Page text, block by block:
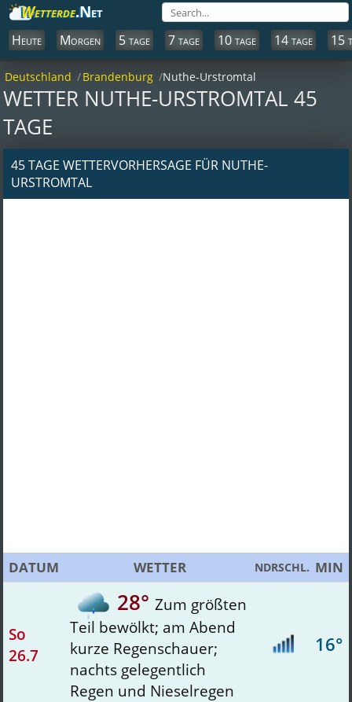
Wetterde.Net
Heute Morgen 5 tage 7 tage 10 tage 14 tage 15
Deutschland Brandenburg Nuthe-Urstromtal
WETTER NUTHE-URSTROMTAL 45
TAGE
45 TAGE WETTERVORHERSAGE FÜR NUTHE-
URSTROMTAL
DATUM WETTER NDRSCHL. MIN
So
26.7
28° Zum größten
Teil bewölkt; am Abend
kurze Regenschauer;
nachts gelegentlich
Regen und Nieselregen
16°